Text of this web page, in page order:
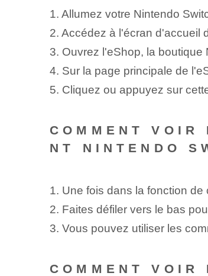
1. Allumez votre Nintendo
2. Accédez à l'écran d'accueil
3. Ouvrez l'eShop, la boutique
4. Sur la page principale de
5. Cliquez ou appuyez sur
COMMENT
NT NINTENDO
1. Une fois dans la fonction
2. Faites défiler vers le bas
3. Vous pouvez utiliser les
COMMENT